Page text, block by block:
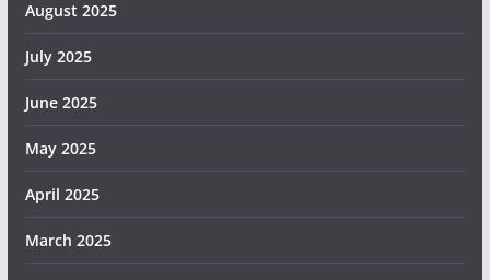
August 2025
July 2025
June 2025
May 2025
April 2025
March 2025